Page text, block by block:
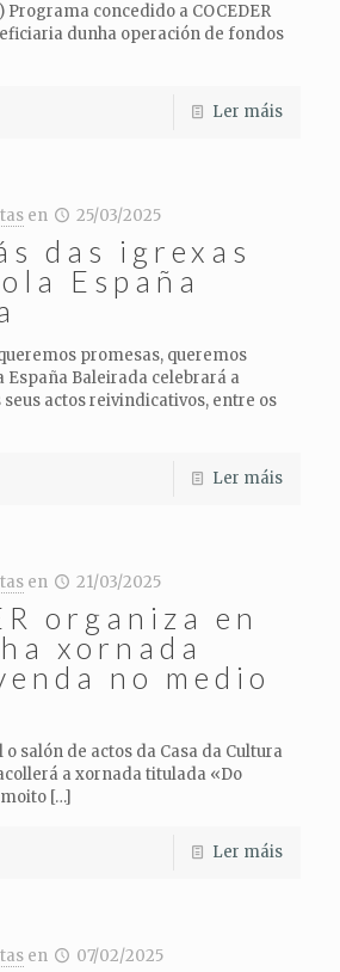
Programa concedido a COCEDER
dunha operación de fondos
Ler máis
en 25/03/2025
das igrexas
España
promesas, queremos
España Baleirada celebrará a
actos reivindicativos, entre os
Ler máis
en 21/03/2025
organiza en
xornada
no medio
salón de actos da Casa da Cultura
a xornada titulada «Do
[…]
Ler máis
en 07/02/2025